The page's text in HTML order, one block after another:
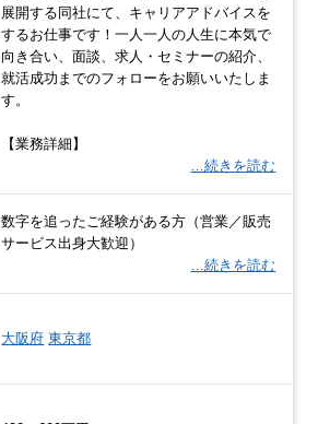
展開する同社にて、キャリアアドバイスを
するお仕事です！一人一人の人生に本気で
向き合い、面談、求人・セミナーの紹介、
就活成功までのフォローをお願いいたしま
す。
【業務詳細】
…続きを読む
数字を追ったご経験がある方（営業／販売
サービス出身大歓迎）
…続きを読む
大阪府 東京都